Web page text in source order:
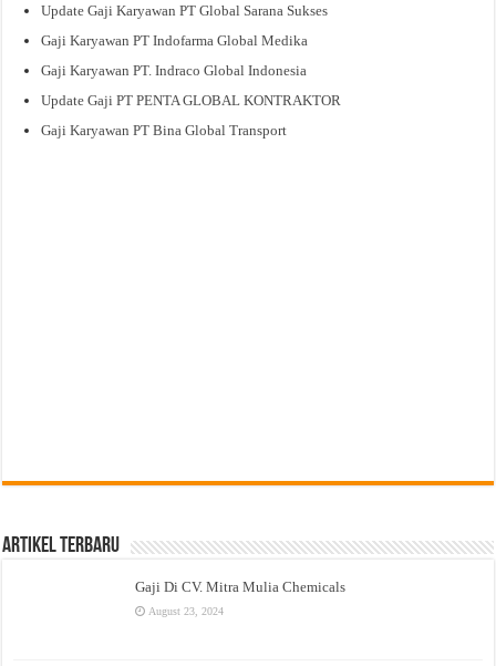
Update Gaji Karyawan PT Global Sarana Sukses
Gaji Karyawan PT Indofarma Global Medika
Gaji Karyawan PT. Indraco Global Indonesia
Update Gaji PT PENTA GLOBAL KONTRAKTOR
Gaji Karyawan PT Bina Global Transport
Artikel Terbaru
Gaji Di CV. Mitra Mulia Chemicals
August 23, 2024